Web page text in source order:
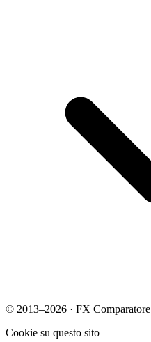
© 2013–2026 · FX Comparatore
Cookie su questo sito